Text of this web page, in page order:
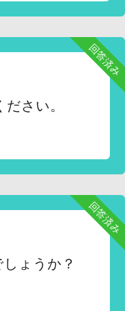
回答済み
さい。
回答済み
ょうか？